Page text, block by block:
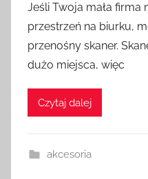
Jeśli Twoja mała firma
przestrzeń na biurku,
przenośny skaner.
dużo miejsca, więc
Czytaj dalej
akcesoria